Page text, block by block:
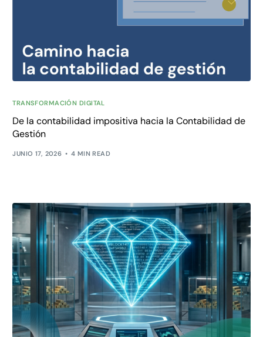
TRANSFORMACIÓN DIGITAL
De la contabilidad impositiva hacia la Contabilidad de
Gestión
JUNIO 17, 2026 4 MIN READ